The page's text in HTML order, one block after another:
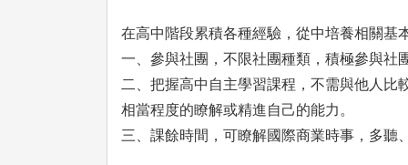
在高中階段累積各種經驗，從中培養相關基
一、參與社團，不限社團種類，積極參與社
二、把握高中自主學習課程，不需與他人
相當程度的瞭解或精進自己的能力。
三、課餘時間，可瞭解國際商業時事，多聽